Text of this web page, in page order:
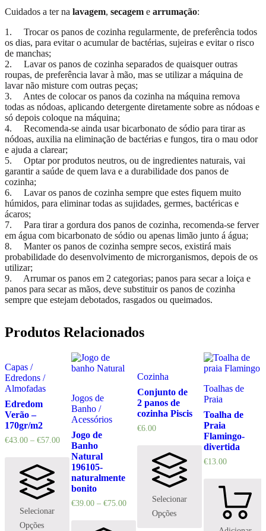
Cuidados a ter na lavagem, secagem e arrumação:
1. Trocar os panos de cozinha regularmente, de preferência todos
os dias, para evitar o acumular de bactérias, sujeiras e evitar o risco
de manchas;
2. Lavar os panos de cozinha separados de quaisquer outras
roupas, de preferência lavar à mão, mas se utilizar a máquina de
lavar não misture com outras peças;
3. Antes de colocar os panos da cozinha na máquina remova
todas as nódoas, aplicando detergente diretamente sobre as nódoas e
só depois coloque na máquina;
4. Recomenda-se ainda usar bicarbonato de sódio para tirar as
nódoas, auxilia na eliminação de bactérias e fungos, tira o mau odor
e ajuda a clarear;
5. Optar por produtos neutros, ou de ingredientes naturais, vai
garantir a saúde de quem lava e a durabilidade dos panos de
cozinha;
6. Lavar os panos de cozinha sempre que estes fiquem muito
húmidos, para eliminar todas as sujidades, germes, bactéricas e
ácaros;
7. Para tirar a gordura dos panos de cozinha, recomenda-se ferver
em água com bicarbonato de sódio ou apenas limão junto á água;
8. Manter os panos de cozinha sempre secos, existirá mais
probabilidade do desenvolvimento de microrganismos, depois de os
utilizar;
9. Arrumar os panos em 2 categorias; panos para secar a loiça e
panos para secar as mãos, deve substituir os panos de cozinha
sempre que estejam debotados, rasgados ou queimados.
Produtos Relacionados
Capas /
Edredons /
Almofadas
Edredom
Verão –
170gr/m2
€43.00 – €57.00
Selecionar
Opções
Jogos de
Banho /
Acessórios
Jogo de
Banho
Natural
196105-
naturalmente
bonito
€39.00– €75.00
Cozinha
Conjunto de
2 panos de
cozinha Piscis
€6.00
Selecionar
Opções
Toalhas de
Praia
Toalha de
Praia
Flamingo-
divertida
€13.00